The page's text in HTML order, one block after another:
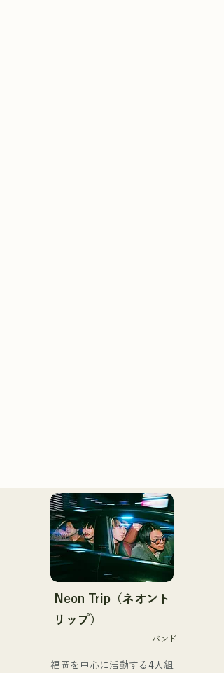
Neon Trip（ネオント
リップ）
バンド
福岡を中心に活動する4人組